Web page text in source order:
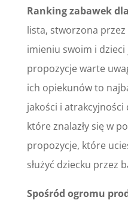
Ranking zabawek
lista, stworzona
imieniu swoim i dzieci
propozycje warte
ich opiekunów to
jakości i atrakcyjności
które znalazły się w
propozycje, które
służyć dziecku przez
Spośród ogromu